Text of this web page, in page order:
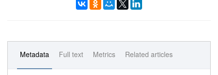
Metadata Full text Metrics Related articles